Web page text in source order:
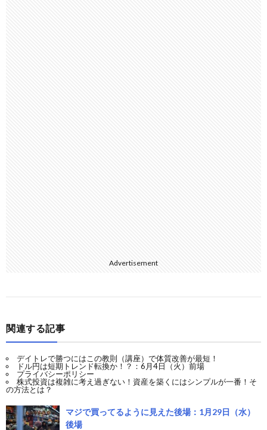
Advertisement
関連する記事
デイトレで勝つにはこの教則（講座）で体質改善が最短！
ドル円は短期トレンド転換か！？：6月4日（火）前場
プライバシーポリシー
株式投資は複雑に考え過ぎない！資産を築くにはシンプルが一番！そ
の方法とは？
マジで買ってるように見えた後場：1月29日（水）
後場